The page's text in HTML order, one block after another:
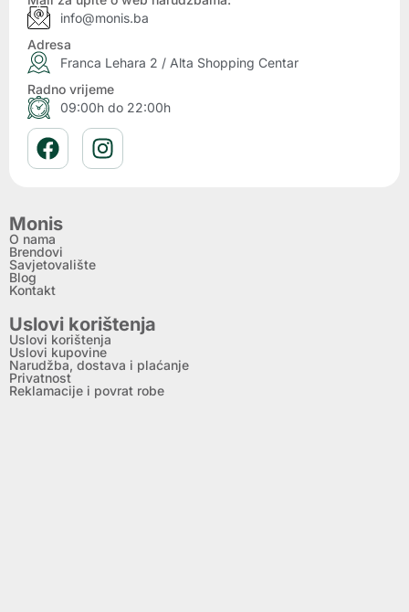
info@monis.ba
Adresa
Franca Lehara 2 / Alta Shopping Centar
Radno vrijeme
09:00h do 22:00h
Monis
O nama
Brendovi
Savjetovalište
Blog
Kontakt
Uslovi korištenja
Uslovi korištenja
Uslovi kupovine
Narudžba, dostava i plaćanje
Privatnost
Reklamacije i povrat robe